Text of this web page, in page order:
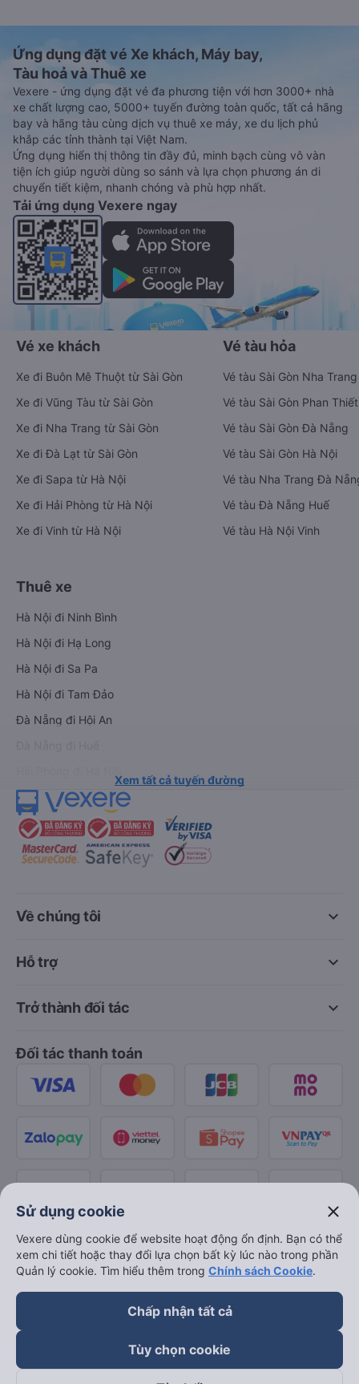
Ứng dụng đặt vé Xe khách, Máy bay,
Tàu hoả và Thuê xe
Vexere - ứng dụng đặt vé đa phương tiện với hơn 3000+ nhà
xe chất lượng cao, 5000+ tuyến đường toàn quốc, tất cả hãng
bay và hãng tàu cùng dịch vụ thuê xe máy, xe du lịch phủ
khắp các tỉnh thành tại Việt Nam.
Ứng dụng hiển thị thông tin đầy đủ, minh bạch cùng vô vàn
tiện ích giúp người dùng so sánh và lựa chọn phương án di
chuyển tiết kiệm, nhanh chóng và phù hợp nhất.
Tải ứng dụng Vexere ngay
Vé xe khách
Xe đi Buôn Mê Thuột từ Sài Gòn
Xe đi Vũng Tàu từ Sài Gòn
Xe đi Nha Trang từ Sài Gòn
Xe đi Đà Lạt từ Sài Gòn
Xe đi Sapa từ Hà Nội
Xe đi Hải Phòng từ Hà Nội
Xe đi Vinh từ Hà Nội
Vé tàu hỏa
Vé tàu Sài Gòn Nha Trang
Vé tàu Sài Gòn Phan Thiết
Vé tàu Sài Gòn Đà Nẵng
Vé tàu Sài Gòn Hà Nội
Vé tàu Nha Trang Đà
Vé tàu Đà Nẵng Huế
Vé tàu Hà Nội Vinh
Thuê xe
Hà Nội đi Ninh Bình
Hà Nội đi Hạ Long
Hà Nội đi Sa Pa
Hà Nội đi Tam Đảo
Đà Nẵng đi Hội An
Xem tất cả tuyến đường
keyboard_arrow_down
Về chúng tôi
keyboard_arrow_down
Hỗ trợ
keyboard_arrow_down
Trở thành đối tác
Đối tác thanh toán
Sử dụng cookie close
Vexere dùng cookie để website hoạt động ổn định. Bạn có thể
xem chi tiết hoặc thay đổi lựa chọn bất kỳ lúc nào trong phần
Quản lý cookie. Tìm hiểu thêm trong Chính sách Cookie.
Chấp nhận tất cả
Tùy chọn cookie